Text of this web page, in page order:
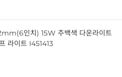
인치) 15W 주백색 다운라이트
라이트 I451413